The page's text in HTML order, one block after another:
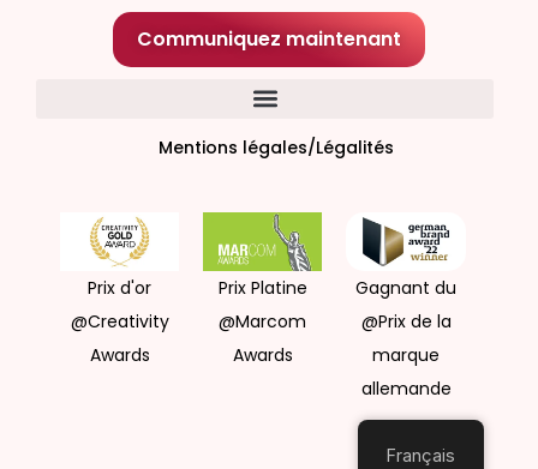
Communiquez maintenant
Mentions légales/Légalités
Prix d'or
@Creativity
Awards
Prix Platine
@Marcom
Awards
Gagnant du
@Prix de la
marque
allemande
Français